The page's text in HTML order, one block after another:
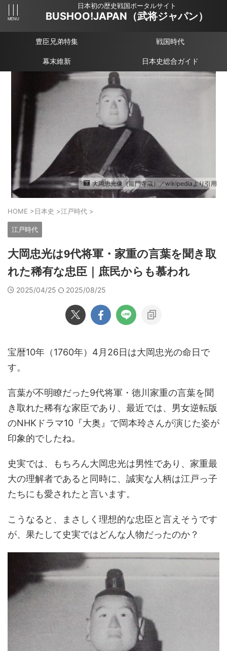
日本初の歴史戦国ポータルサイト
BUSHOO!JAPAN（武将ジャパン）
豊臣兄弟特集 戦国時代
幕末維新 日本史総合ガイド
大岡忠光像（龍門寺蔵）／wikipediaより引用
HOME >日本史 >江戸時代 >
江戸時代
大岡忠光は9代将軍・家重の言葉を聞き取
れた稀有な忠臣｜庶民からも慕われ
2025/04/25 2025/08/25
宝暦10年（1760年）4月26日は大岡忠光の命日で
す。
言葉が不明瞭だった9代将軍・徳川家重の言葉を聞
き取れた稀有な家臣であり、最近では、男女逆転版
のNHKドラマ10『大奥』で岡本玲さんが演じた姿が
印象的でしたね。
史実では、もちろん大岡忠光は男性であり、家重最
大の理解者であると同時に、誠実な人柄は江戸っ子
たちにも愛されたと言います。
こうなると、まさしく理想的な忠臣と言えそうです
が、果たして史実ではどんな人物だったのか？